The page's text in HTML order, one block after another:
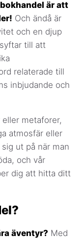
är att
Och ändå är
och en djup
till att
relaterade till
inbjudande och
eller metaforer,
atmosfär eller
ut på när man
och vår
dig att hitta ditt
äventyr? Med